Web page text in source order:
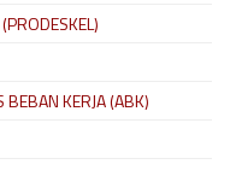
KERJA (ABK)